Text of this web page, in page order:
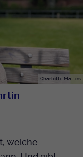
Charlotte Mattes
welche